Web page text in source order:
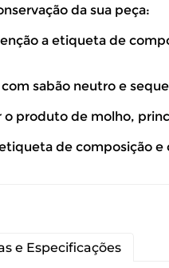
Você
Você
devolução
É
da sua peça:
a etiqueta de
com sabão neutro e
o produto de molho,
de composição
e Especificações